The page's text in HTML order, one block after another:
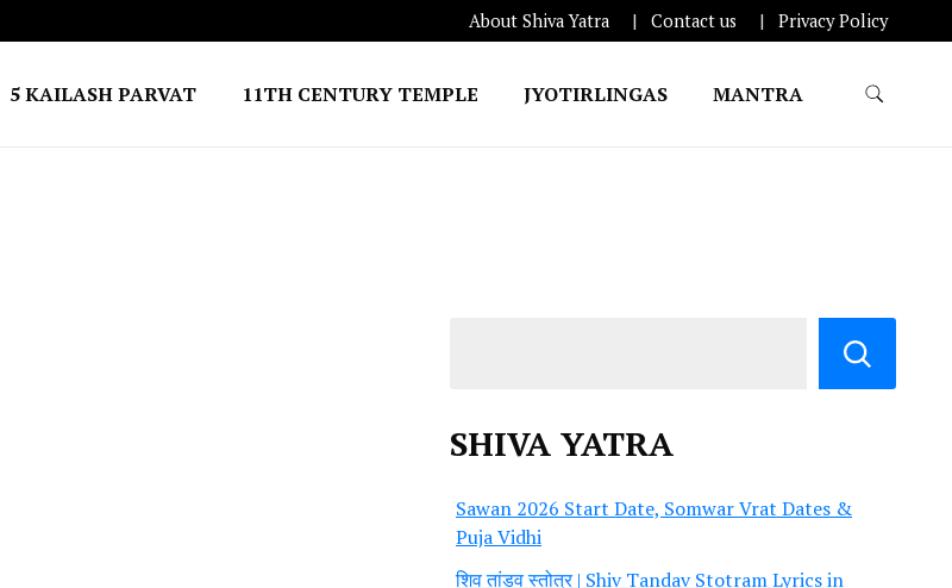
About Shiva Yatra Contact us Privacy Policy
5 KAILASH PARVAT 11TH CENTURY TEMPLE JYOTIRLINGAS MANTRA
SHIVA YATRA
Sawan 2026 Start Date, Somwar Vrat Dates &
Puja Vidhi
शिव तांडव स्तोत्र | Shiv Tandav Stotram Lyrics in